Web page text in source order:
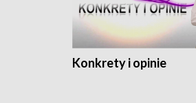
Konkrety i opinie